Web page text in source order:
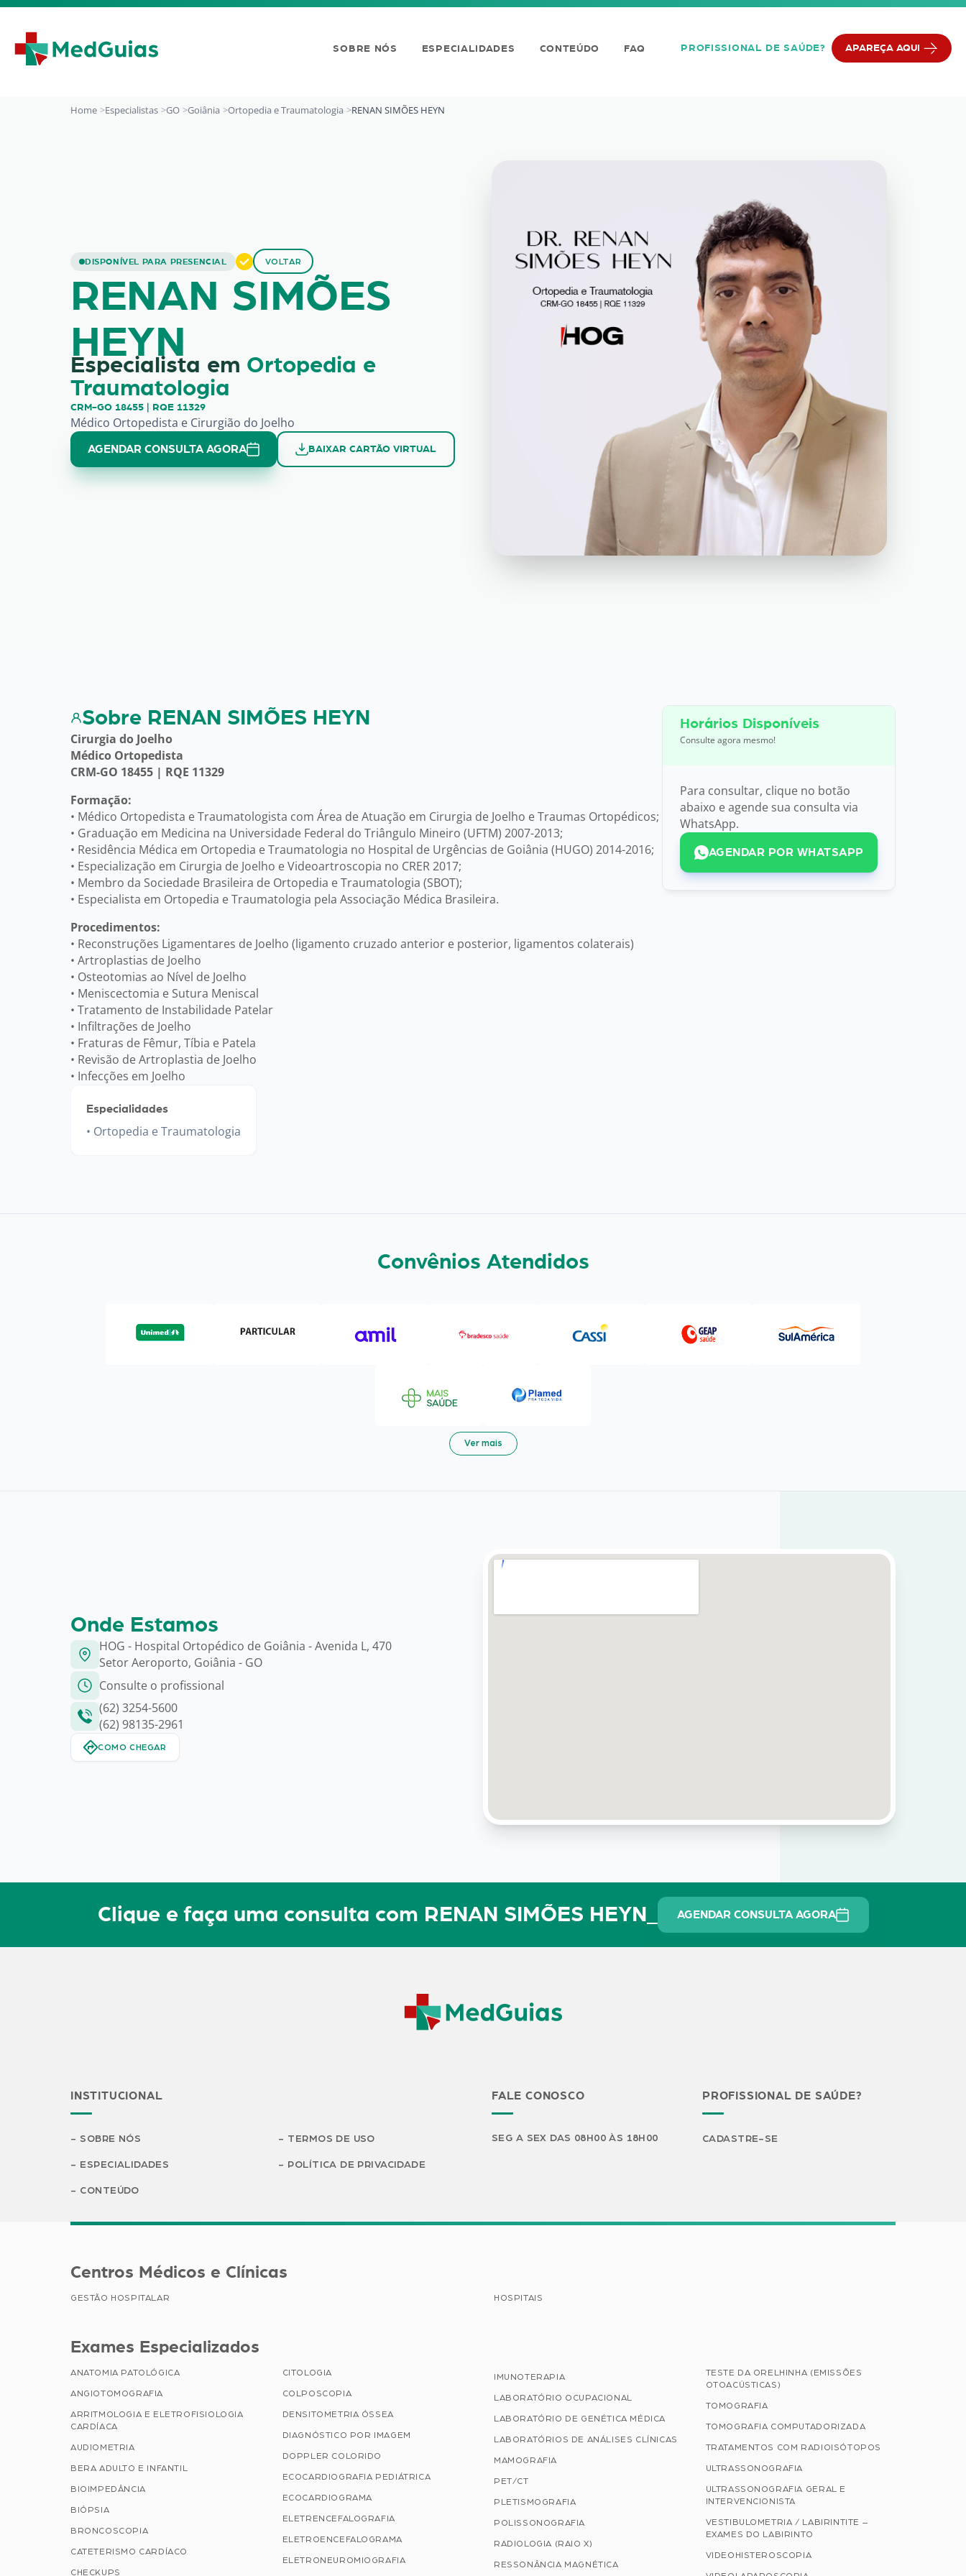
Ir para o conteúdo
SOBRE NÓS ESPECIALIDADES CONTEÚDO FAQ PROFISSIONAL DE SAÚDE? APAREÇA AQUI
Home Especialistas GO Goiânia Ortopedia e Traumatologia RENAN SIMÕES HEYN
DISPONÍVEL PARA PRESENCIAL VOLTAR
RENAN SIMÕES HEYN
RENAN SIMÕES
HEYN
Especialista em Ortopedia e
Traumatologia
CRM-GO 18455 | RQE 11329
Médico Ortopedista e Cirurgião do Joelho
AGENDAR CONSULTA AGORA BAIXAR CARTÃO VIRTUAL
Sobre RENAN SIMÕES HEYN
Cirurgia do Joelho
Médico Ortopedista
CRM-GO 18455 | RQE 11329
Formação:
• Médico Ortopedista e Traumatologista com Área de Atuação em Cirurgia de Joelho e Traumas Ortopédicos;
• Graduação em Medicina na Universidade Federal do Triângulo Mineiro (UFTM) 2007-2013;
• Residência Médica em Ortopedia e Traumatologia no Hospital de Urgências de Goiânia (HUGO) 2014-2016;
• Especialização em Cirurgia de Joelho e Videoartroscopia no CRER 2017;
• Membro da Sociedade Brasileira de Ortopedia e Traumatologia (SBOT);
• Especialista em Ortopedia e Traumatologia pela Associação Médica Brasileira.
Procedimentos:
• Reconstruções Ligamentares de Joelho (ligamento cruzado anterior e posterior, ligamentos colaterais)
• Artroplastias de Joelho
• Osteotomias ao Nível de Joelho
• Meniscectomia e Sutura Meniscal
• Tratamento de Instabilidade Patelar
• Infiltrações de Joelho
• Fraturas de Fêmur, Tíbia e Patela
• Revisão de Artroplastia de Joelho
• Infecções em Joelho
Especialidades
Ortopedia e Traumatologia
Horários Disponíveis
Consulte agora mesmo!
Para consultar, clique no botão
abaixo e agende sua consulta via
WhatsApp.
AGENDAR POR WHATSAPP
Convênios Atendidos
Ver mais
Onde Estamos
HOG - Hospital Ortopédico de Goiânia - Avenida L, 470
Setor Aeroporto, Goiânia - GO
Consulte o profissional
(62) 3254-5600
(62) 98135-2961
COMO CHEGAR
Clique e faça uma consulta com RENAN SIMÕES HEYN_ AGENDAR CONSULTA AGORA
INSTITUCIONAL
SOBRE NÓS
ESPECIALIDADES
CONTEÚDO
TERMOS DE USO
POLÍTICA DE PRIVACIDADE
FALE CONOSCO
SEG A SEX DAS 08H00 ÀS 18H00
PROFISSIONAL DE SAÚDE?
CADASTRE-SE
Centros Médicos e Clínicas
GESTÃO HOSPITALAR HOSPITAIS
Exames Especializados
ANATOMIA PATOLÓGICA
ANGIOTOMOGRAFIA
ARRITMOLOGIA E ELETROFISIOLOGIA
CARDÍACA
AUDIOMETRIA
BERA ADULTO E INFANTIL
BIOIMPEDÂNCIA
BIÓPSIA
BRONCOSCOPIA
CATETERISMO CARDÍACO
CHECKUPS
CITOLOGIA
COLPOSCOPIA
DENSITOMETRIA ÓSSEA
DIAGNÓSTICO POR IMAGEM
DOPPLER COLORIDO
ECOCARDIOGRAFIA PEDIÁTRICA
ECOCARDIOGRAMA
ELETRENCEFALOGRAFIA
ELETROENCEFALOGRAMA
ELETRONEUROMIOGRAFIA
IMUNOTERAPIA
LABORATÓRIO OCUPACIONAL
LABORATÓRIO DE GENÉTICA MÉDICA
LABORATÓRIOS DE ANÁLISES CLÍNICAS
MAMOGRAFIA
PET/CT
PLETISMOGRAFIA
POLISSONOGRAFIA
RADIOLOGIA (RAIO X)
RESSONÂNCIA MAGNÉTICA
TESTE DA ORELHINHA (EMISSÕES
OTOACÚSTICAS)
TOMOGRAFIA
TOMOGRAFIA COMPUTADORIZADA
TRATAMENTOS COM RADIOISÓTOPOS
ULTRASSONOGRAFIA
ULTRASSONOGRAFIA GERAL E
INTERVENCIONISTA
VESTIBULOMETRIA / LABIRINTITE –
EXAMES DO LABIRINTO
VIDEOHISTEROSCOPIA